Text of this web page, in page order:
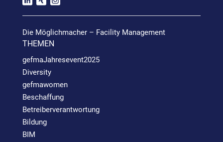
Die Möglichmacher – Facility Management
THEMEN
gefmaJahresevent2025
Diversity
gefmawomen
Beschaffung
Betreiberverantwortung
Bildung
BIM